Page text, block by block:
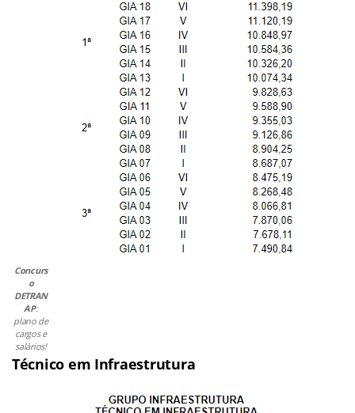
Concurs
o
DETRAN
AP:
plano de
cargos e
salários!
Técnico em Infraestrutura